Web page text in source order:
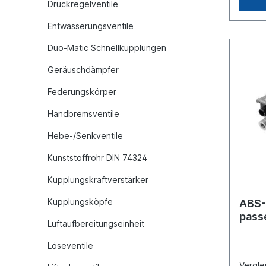
Druckregelventile
Entwässerungsventile
Duo-Matic Schnellkupplungen
Geräuschdämpfer
Federungskörper
Handbremsventile
Hebe-/Senkventile
Kunststoffrohr DIN 74324
Kupplungskraftverstärker
Kupplungsköpfe
Luftaufbereitungseinheit
Löseventile